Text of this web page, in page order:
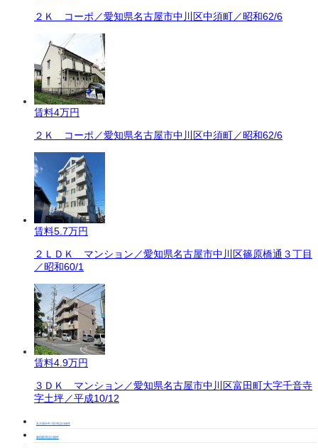
２Ｋ コーポ／愛知県名古屋市中川区中須町／昭和62/6
賃料4万円
２Ｋ コーポ／愛知県名古屋市中川区中須町／昭和62/6
賃料5.7万円
２ＬＤＫ マンション／愛知県名古屋市中川区篠原橋通３丁目
／昭和60/1
賃料4.9万円
３ＤＫ マンション／愛知県名古屋市中川区富田町大字千音寺
字土坪／平成10/12
名古屋市中川区周辺の物件
春田駅周辺の物件